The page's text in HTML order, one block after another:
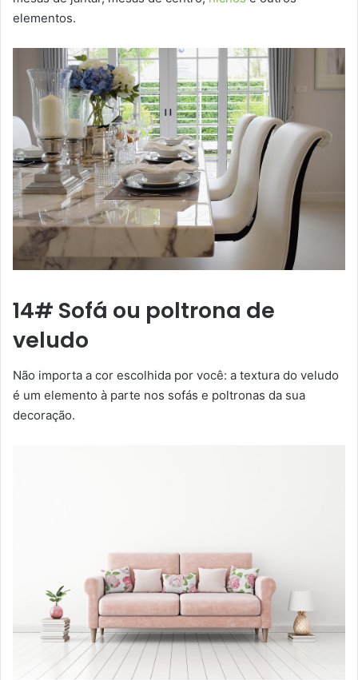
elementos.
14# Sofá ou poltrona de
veludo
Não importa a cor escolhida por você: a textura do veludo
é um elemento à parte nos sofás e poltronas da sua
decoração.